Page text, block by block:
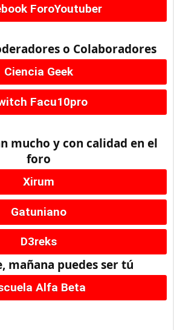
ForoYoutuber
o Colaboradores
Ciencia Geek
Facu10pro
mucho y con calidad en el
foro
Xirum
Gatuniano
D3reks
mañana puedes ser tú
Alfa Beta